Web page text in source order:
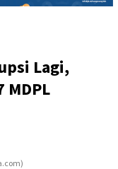
Lagi,
MDPL